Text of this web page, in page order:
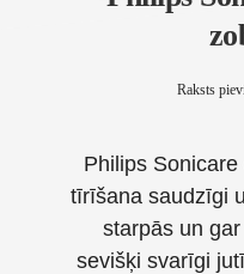
Raksts
Philips
tīrīšana saudzīgi
starpās un
sevišķi svarīgi